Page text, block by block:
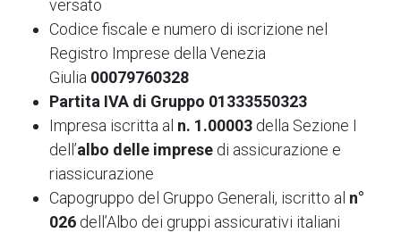
versato
Codice fiscale e numero di iscrizione nel
Registro Imprese della Venezia
Giulia 00079760328
Partita IVA di Gruppo 01333550323
Impresa iscritta al n. 1.00003 della Sezione I
dell’albo delle imprese di assicurazione e
riassicurazione
Capogruppo del Gruppo Generali, iscritto al n°
026 dell’Albo dei gruppi assicurativi italiani